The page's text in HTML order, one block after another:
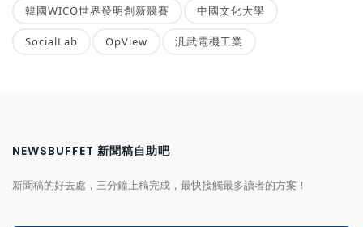
韓國WICO世界發明創新競賽 中國文化大學
SocialLab OpView 汎武電機工業
NEWSBUFFET 新聞稿自助吧
新聞稿的好去處，三分鐘上稿完成，最快接觸最多讀者的方案！